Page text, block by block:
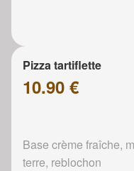
Pizza tartiflette
10.90 €
Base crème fraîche,
terre, reblochon